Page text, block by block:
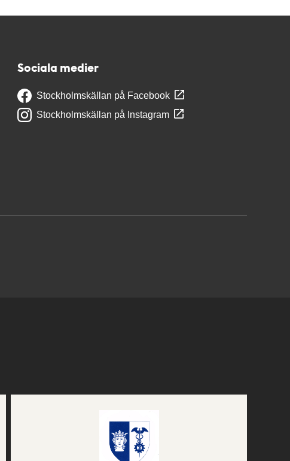
Sociala medier
Stockholmskällan på Facebook
Stockholmskällan på Instagram